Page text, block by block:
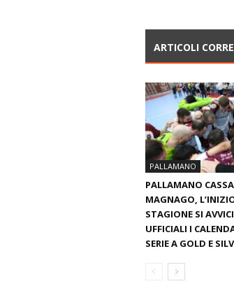
ARTICOLI
PALLAMANO
PALLAMANO
MAGNAGO,
STAGIONE SI
UFFICIALI I
SERIE A GOLD E